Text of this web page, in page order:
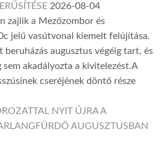
2026-08-04
zajlik a Mezőzombor és
jelű vasútvonal kiemelt felújítása.
augusztus végéig tart, és
akadályozta a kivitelezést.A
cseréjének döntő része
NYIT ÚJRA A
AUGUSZTUSBAN